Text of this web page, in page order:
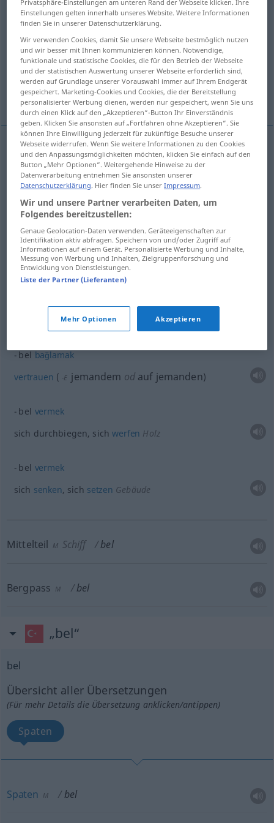
Übersicht aller Übersetzungen
(Für mehr Details die Übersetzung anklicken/antippen)
Taille Kreuz Lende
Mittelteil Bergpass
Taille F bel
Lende F bel
bel bağlamak
vertrauen ( -E jemandem odauf jemanden)
bel vermek
sich durchbiegen, sichwerfen Holz
bel vermek
sich senken, sich setzen Gebäude
Mittelteil M Schiff bel
Bergpass M bel
„bel“
bel
Übersicht aller Übersetzungen
(Für mehr Details die Übersetzung anklicken/antippen)
Spaten
Spaten M bel
Privatsphäre-Einstellungen am unteren Rand der Webseite klicken. Ihre
Einstellungen gelten innerhalb unseres Website. Weitere Informationen
finden Sie in unserer Datenschutzerklärung.
Wir verwenden Cookies, damit Sie unsere Webseite bestmöglich nutzen
und wir besser mit Ihnen kommunizieren können. Notwendige,
funktionale und statistische Cookies, die für den Betrieb der Webseite
und der statistischen Auswertung unserer Webseite erforderlich sind,
werden auf Grundlage unserer Vorauswahl immer auf Ihrem Endgerät
gespeichert. Marketing-Cookies und Cookies, die der Bereitstellung
personalisierter Werbung dienen, werden nur gespeichert, wenn Sie uns
durch einen Klick auf den „Akzeptieren“-Button Ihr Einverständnis
geben. Klicken Sie ansonsten auf „Fortfahren ohne Akzeptieren“. Sie
können Ihre Einwilligung jederzeit für zukünftige Besuche unserer
Webseite widerrufen. Wenn Sie weitere Informationen zu den Cookies
und den Anpassungsmöglichkeiten möchten, klicken Sie einfach auf den
Button „Mehr Optionen“. Weitergehende Hinweise zu der
Datenverarbeitung entnehmen Sie ansonsten unserer
Datenschutzerklärung. Hier finden Sie unserImpressum.
Wir und unsere Partner verarbeiten Daten, um
Folgendes bereitzustellen:
Genaue Geolocation-Daten verwenden. Geräteeigenschaften zur
Identifikation aktiv abfragen. Speichern von und/oder Zugriff auf
Informationen auf einem Gerät. Personalisierte Werbung und Inhalte,
Messung von Werbung und Inhalten, Zielgruppenforschung und
Entwicklung von Dienstleistungen.
Liste der Partner (Lieferanten)
Mehr Optionen Akzeptieren